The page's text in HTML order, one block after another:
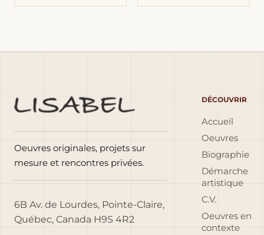
Oeuvres originales, projets sur
mesure et rencontres privées.
6B Av. de Lourdes, Pointe-Claire,
Québec, Canada H9S 4R2
DÉCOUVRIR
Accueil
Oeuvres
Biographie
Démarche
artistique
C.V.
Oeuvres en
contexte